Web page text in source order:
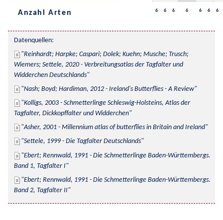
Anzahl Arten 6 6 6 6 6 6 6
Datenquellen:
Reinhardt; Harpke; Caspari; Dolek; Kuehn; Musche; Trusch;
Wiemers; Settele, 2020 - Verbreitungsatlas der Tagfalter und
Widderchen Deutschlands
Nash; Boyd; Hardiman, 2012 - Ireland's Butterflies - A Review
Kolligs, 2003 - Schmetterlinge Schleswig-Holsteins, Atlas der
Tagfalter, Dickkopffalter und Widderchen
Asher, 2001 - Millennium atlas of butterflies in Britain and Ireland
Settele, 1999 - Die Tagfalter Deutschlands
Ebert; Rennwald, 1991 - Die Schmetterlinge Baden-Württembergs.
Band 1, Tagfalter I
Ebert; Rennwald, 1991 - Die Schmetterlinge Baden-Württembergs.
Band 2, Tagfalter II